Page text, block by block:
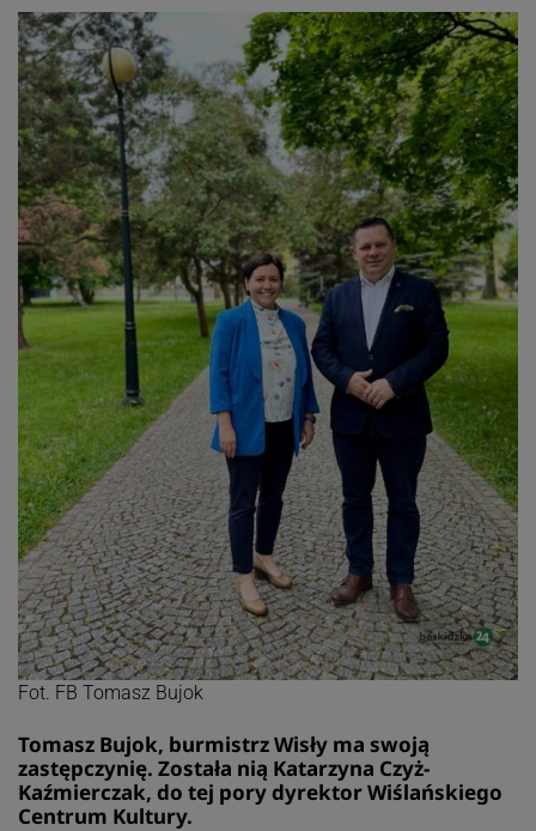
Fot. FB Tomasz Bujok
Tomasz Bujok, burmistrz Wisły ma swoją
zastępczynię. Została nią Katarzyna Czyż-
Kaźmierczak, do tej pory dyrektor Wiślańskiego
Centrum Kultury.